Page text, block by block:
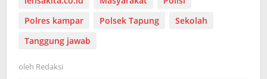
Polres kampar
Polsek Tapung
Sekolah
Tanggung jawab
oleh Redaksi